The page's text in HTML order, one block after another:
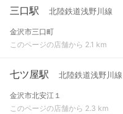
三口駅 北陸鉄道浅野川線
金沢市三口町
このページの店舗から 2.1 km
七ツ屋駅 北陸鉄道浅野川線
金沢市北安江１
このページの店舗から 2.3 km